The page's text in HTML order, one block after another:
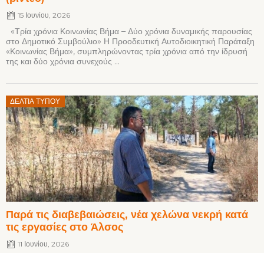
15 Ιουνίου, 2026
«Τρία χρόνια Κοινωνίας Βήμα – Δύο χρόνια δυναμικής παρουσίας
στο Δημοτικό Συμβούλιο» Η Προοδευτική Αυτοδιοικητική Παράταξη
«Κοινωνίας Βήμα», συμπληρώνοντας τρία χρόνια από την ίδρυσή
της και δύο χρόνια συνεχούς ...
ΔΕΛΤΊΑ ΤΎΠΟΥ
Παρά τις διαβεβαιώσεις, νέα χελώνα νεκρή κατά
τις εργασίες στο Άλσος
Posted
on
11 Ιουνίου, 2026